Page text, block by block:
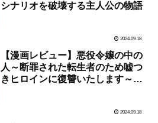
シナリオを破壊する主人公の物語
2024.09.18
【漫画レビュー】悪役令嬢の中の
人～断罪された転生者のため嘘つ
きヒロインに復讐いたします～|
2024.09.18